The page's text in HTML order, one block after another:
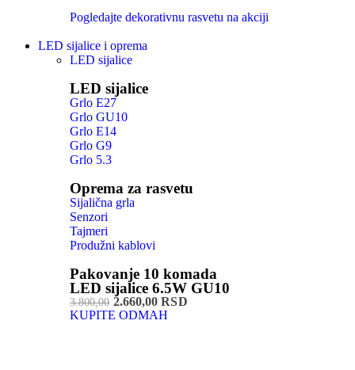
Pogledajte dekorativnu rasvetu na akciji
LED sijalice i oprema
LED sijalice
LED sijalice
Grlo E27
Grlo GU10
Grlo E14
Grlo G9
Grlo 5.3
Oprema za rasvetu
Sijalična grla
Senzori
Tajmeri
Produžni kablovi
Pakovanje 10 komada
LED sijalice 6.5W GU10
3.800,002.660,00 RSD
KUPITE ODMAH